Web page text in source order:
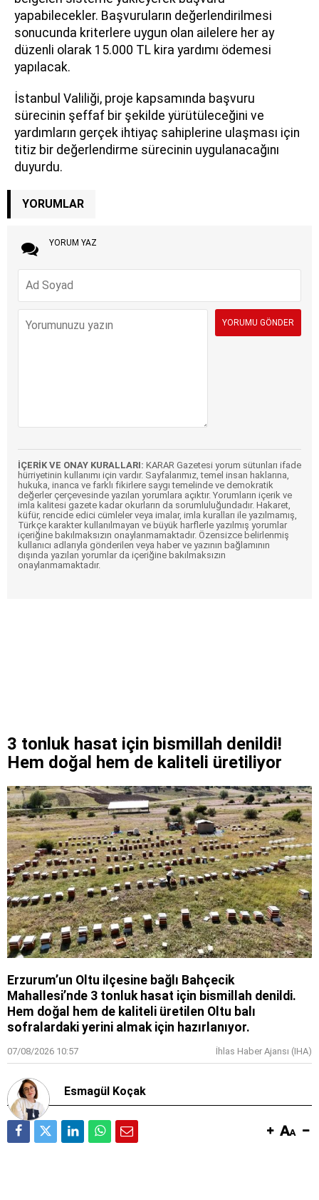
yapabilecekler. Başvuruların değerlendirilmesi
sonucunda kriterlere uygun olan ailelere her ay
düzenli olarak 15.000 TL kira yardımı ödemesi
yapılacak.
İstanbul Valiliği, proje kapsamında başvuru
sürecinin şeffaf bir şekilde yürütüleceğini ve
yardımların gerçek ihtiyaç sahiplerine ulaşması için
titiz bir değerlendirme sürecinin uygulanacağını
duyurdu.
YORUMLAR
YORUM YAZ
İÇERİK VE ONAY KURALLARI: KARAR Gazetesi yorum sütunları ifade
hürriyetinin kullanımı için vardır. Sayfalarımız, temel insan haklarına,
hukuka, inanca ve farklı fikirlere saygı temelinde ve demokratik
değerler çerçevesinde yazılan yorumlara açıktır. Yorumların içerik ve
imla kalitesi gazete kadar okurların da sorumluluğundadır. Hakaret,
küfür, rencide edici cümleler veya imalar, imla kuralları ile yazılmamış,
Türkçe karakter kullanılmayan ve büyük harflerle yazılmış yorumlar
içeriğine bakılmaksızın onaylanmamaktadır. Özensizce belirlenmiş
kullanıcı adlarıyla gönderilen veya haber ve yazının bağlamının
dışında yazılan yorumlar da içeriğine bakılmaksızın
onaylanmamaktadır.
3 tonluk hasat için bismillah denildi!
Hem doğal hem de kaliteli üretiliyor
Erzurum’un Oltu ilçesine bağlı Bahçecik
Mahallesi’nde 3 tonluk hasat için bismillah denildi.
Hem doğal hem de kaliteli üretilen Oltu balı
sofralardaki yerini almak için hazırlanıyor.
07/08/2026 10:57 İhlas Haber Ajansı (IHA)
Esmagül Koçak